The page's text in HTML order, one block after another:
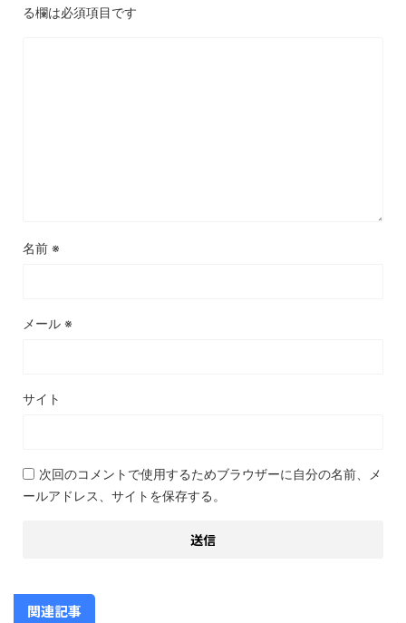
る欄は必須項目です
名前 ※
メール ※
サイト
次回のコメントで使用するためブラウザーに自分の名前、メ
ールアドレス、サイトを保存する。
関連記事